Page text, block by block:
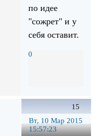
по идее
"сожрет" и у
себя оставит.
0
15
Вт, 10 Мар 2015
15:57:23